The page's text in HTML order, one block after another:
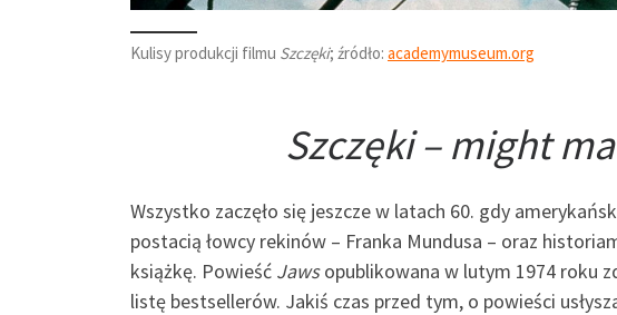
Kulisy produkcji filmu Szczęki; źródło: academymuseum.org
Szczęki – might
Wszystko zaczęło się jeszcze w latach 60. gdy
postacią łowcy rekinów – Franka Mundusa – oraz
książkę. Powieść Jawsopublikowana w lutym 1974 roku
listę bestsellerów. Jakiś czas przed tym, o powieści